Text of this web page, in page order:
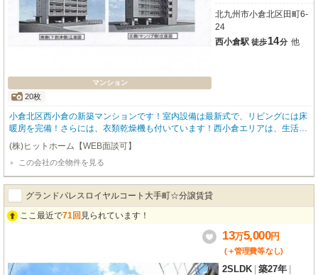
マンション
20枚
北九州市小倉北区田町6-
24
西小倉駅 徒歩14分 他
小倉北区西小倉の新築マンションです！室内設備は最新式で、リビングには床
暖房を完備！さらには、衣類乾燥機も付いています！西小倉エリアは、生活環
境も整っており子育てや教育環境にも適したエリアです！ファミリータイプの
広々3LDK！とてもオススメです！
(株)ヒットホーム【WEB面談可】
この会社の全物件を見る
グランドパレスロイヤルコート大手町☆分譲賃貸
ここ最近で71回 見られています！
13万5,000円
(＋管理費等なし)
2SLDK 築27年